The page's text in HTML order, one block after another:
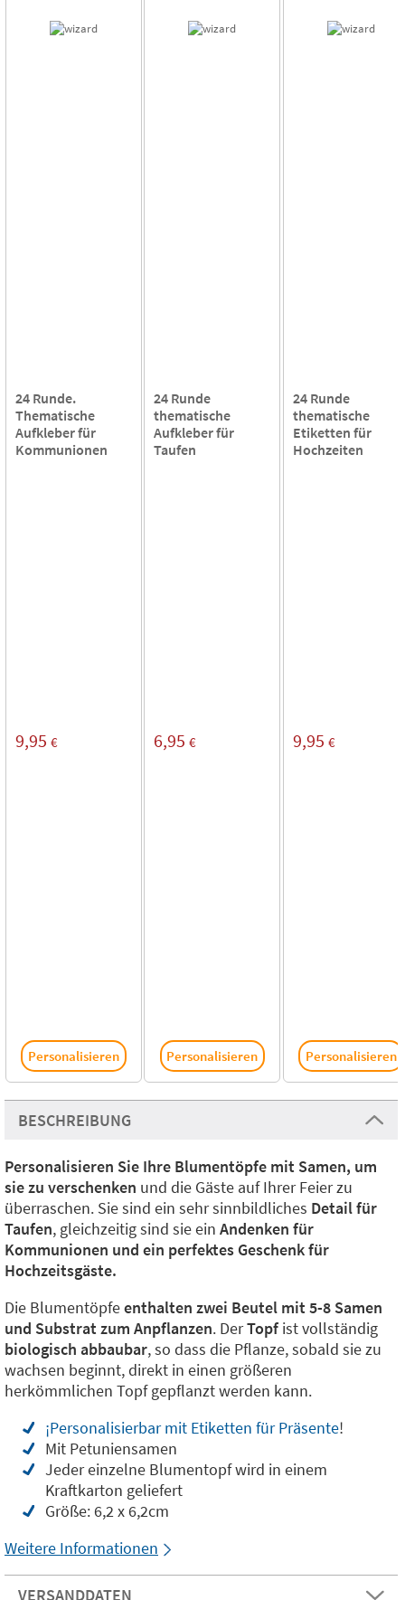
24 Runde.
Thematische
Aufkleber für
Kommunionen
9,95 €
Personalisieren
24 Runde
thematische
Aufkleber für
Taufen
6,95 €
Personalisieren
24 Runde
thematische
Etiketten für
Hochzeiten
9,95 €
Personalisieren
BESCHREIBUNG
Personalisieren Sie Ihre Blumentöpfe mit Samen, um
sie zu verschenken und die Gäste auf Ihrer Feier zu
überraschen. Sie sind ein sehr sinnbildliches Detail für
Taufen, gleichzeitig sind sie ein Andenken für
Kommunionen und ein perfektes Geschenk für
Hochzeitsgäste.
Die Blumentöpfeenthalten zwei Beutel mit 5-8 Samen
und Substrat zum Anpflanzen. DerTopf ist vollständig
biologisch abbaubar, so dass die Pflanze, sobald sie zu
wachsen beginnt, direkt in einen größeren
herkömmlichen Topf gepflanzt werden kann.
¡Personalisierbar mit Etiketten für Präsente!
Mit Petuniensamen
Jeder einzelne Blumentopf wird in einem
Kraftkarton geliefert
Größe: 6,2 x 6,2cm
Weitere Informationen
VERSANDDATEN